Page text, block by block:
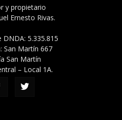
y propietario
Ernesto Rivas.
DNDA: 5.335.815
San Martín 667
San Martín
– Local 1A.